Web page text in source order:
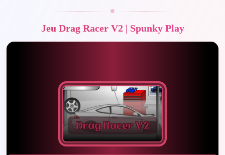
Jeu Drag Racer V2 | Spunky Play